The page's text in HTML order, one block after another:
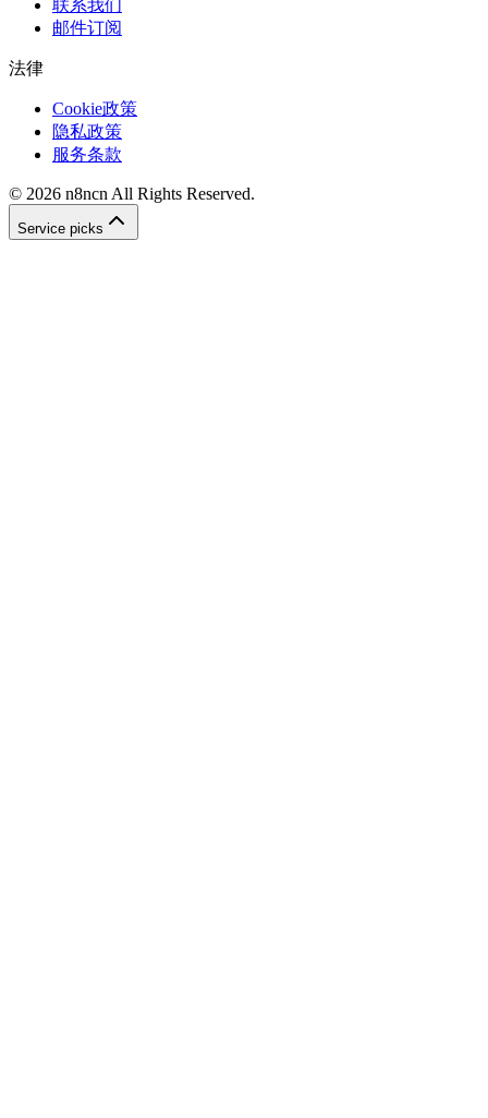
联系我们
邮件订阅
法律
Cookie政策
隐私政策
服务条款
© 2026 n8ncn All Rights Reserved.
Service picks